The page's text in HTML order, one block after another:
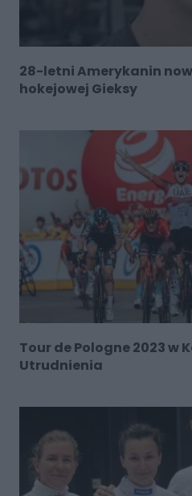
28-letni Amerykanin
hokejowej Gieksy
Tour de Pologne 2023 w
Utrudnienia